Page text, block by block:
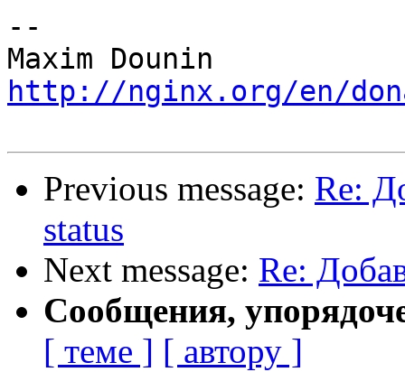
--
http://nginx.org/en/
Previous message: Re:
status
Next message: Re:
Сообщения,
[ теме ] [ автору ]